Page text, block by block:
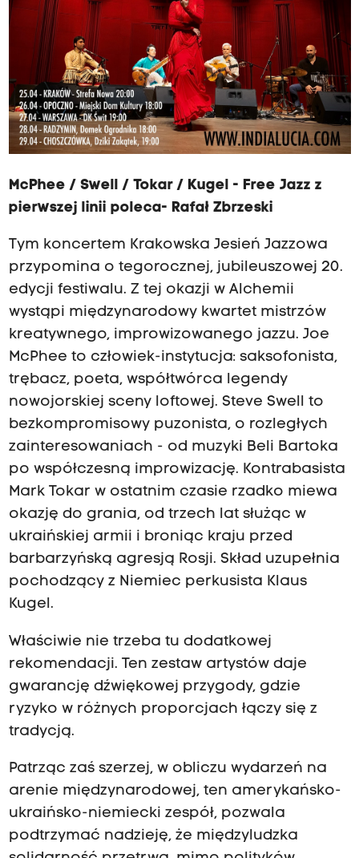
McPhee / Swell / Tokar / Kugel - Free Jazz z
pierwszej linii poleca- Rafał Zbrzeski
Tym koncertem Krakowska Jesień Jazzowa
przypomina o tegorocznej, jubileuszowej 20.
edycji festiwalu. Z tej okazji w Alchemii
wystąpi międzynarodowy kwartet mistrzów
kreatywnego, improwizowanego jazzu. Joe
McPhee to człowiek-instytucja: saksofonista,
trębacz, poeta, współtwórca legendy
nowojorskiej sceny loftowej. Steve Swell to
bezkompromisowy puzonista, o rozległych
zainteresowaniach - od muzyki Beli Bartoka
po współczesną improwizację. Kontrabasista
Mark Tokar w ostatnim czasie rzadko miewa
okazję do grania, od trzech lat służąc w
ukraińskiej armii i broniąc kraju przed
barbarzyńską agresją Rosji. Skład uzupełnia
pochodzący z Niemiec perkusista Klaus
Kugel.
Właściwie nie trzeba tu dodatkowej
rekomendacji. Ten zestaw artystów daje
gwarancję dźwiękowej przygody, gdzie
ryzyko w różnych proporcjach łączy się z
tradycją.
Patrząc zaś szerzej, w obliczu wydarzeń na
arenie międzynarodowej, ten amerykańsko-
ukraińsko-niemiecki zespół, pozwala
podtrzymać nadzieję, że międzyludzka